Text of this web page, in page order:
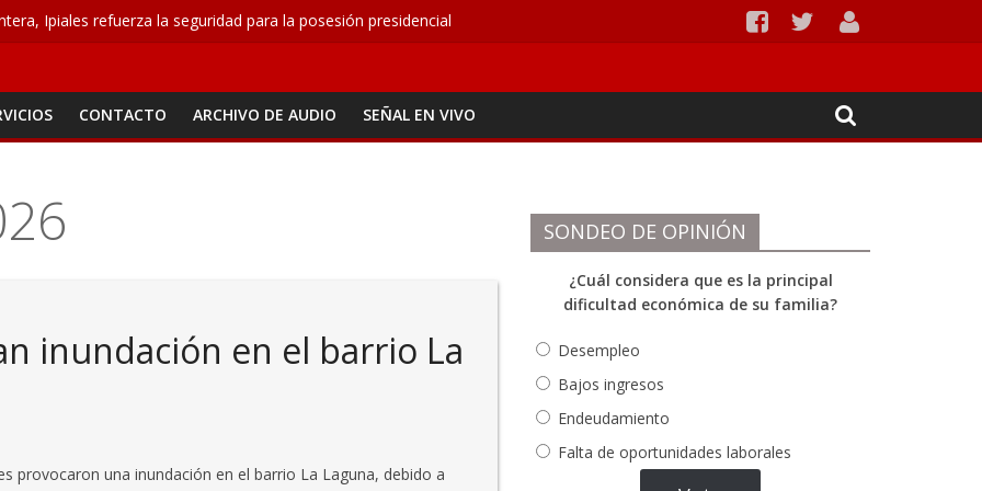
Ipiales refuerza la seguridad para la posesión presidencial
la propuesta que busca acabar con los problemas de agua en Ipiales
conquista ocho medallas
– Agosto 6CONTACTO ARCHIVO DE AUDIO SEÑAL EN VIVO
inundación en el barrio La
provocaron una inundación en el barrio La Laguna, debido a
SONDEO DE OPINIÓN
¿Cuál considera que es la principal
dificultad económica de su familia?
Desempleo
Bajos ingresos
Endeudamiento
Falta de oportunidades laborales